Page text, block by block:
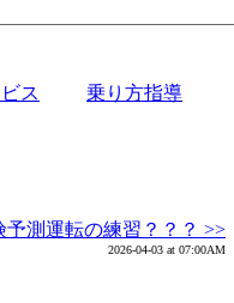
ス 乗り方指導
予測運転の練習？？？ >>
2026-04-03 at 07:00AM